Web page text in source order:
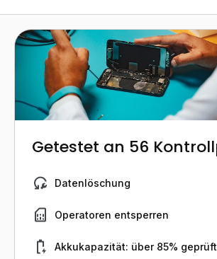
Getestet an 56
Datenlöschung
Operatoren entsperren
Akkukapazität: über 85% geprüft